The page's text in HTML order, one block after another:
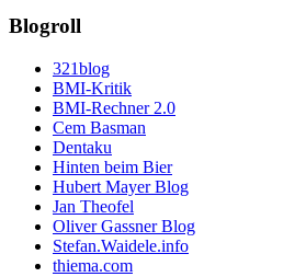
Blogroll
321blog
BMI-Kritik
BMI-Rechner 2.0
Cem Basman
Dentaku
Hinten beim Bier
Hubert Mayer Blog
Jan Theofel
Oliver Gassner Blog
Stefan.Waidele.info
thiema.com